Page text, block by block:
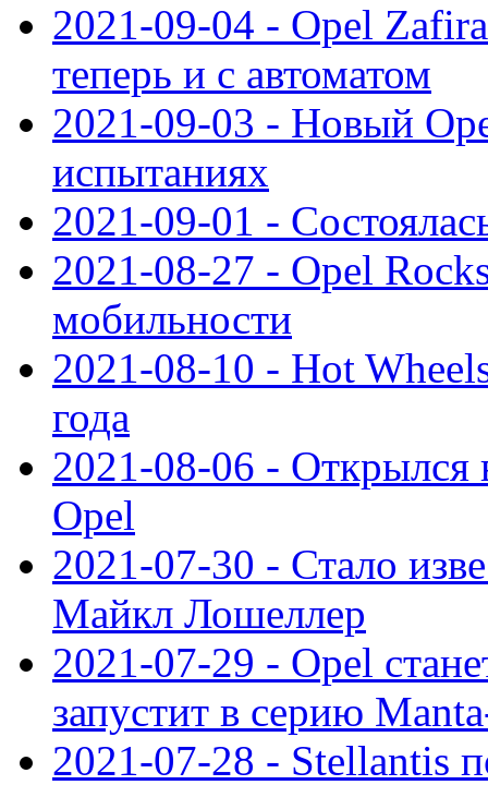
2021-09-04 - Opel
теперь и с автоматом
2021-09-03 - Новый
испытаниях
2021-09-01 -
2021-08-27 - Opel
мобильности
2021-08-10 - Hot
года
2021-08-06 - Открылся
Opel
2021-07-30 - Стало
Майкл Лошеллер
2021-07-29 - Opel
запустит в серию
2021-07-28 - Stellantis